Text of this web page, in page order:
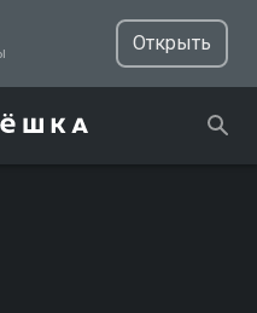
Открыть